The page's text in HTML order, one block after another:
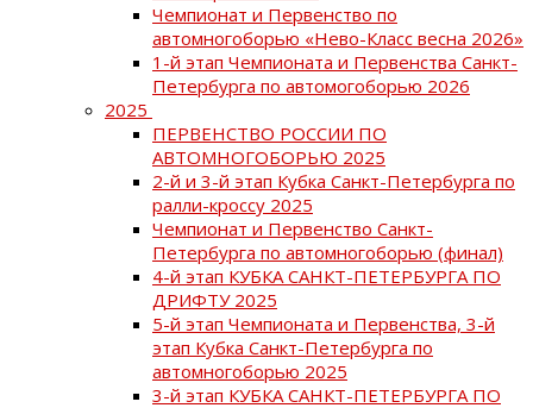
Чемпионат и Первенство по
автомногоборью «Нево-Класс весна 2026»
1-й этап Чемпионата и Первенства Санкт-
Петербурга по автомогоборью 2026
2025
ПЕРВЕНСТВО РОССИИ ПО
АВТОМНОГОБОРЬЮ 2025
2-й и 3-й этап Кубка Санкт-Петербурга по
ралли-кроссу 2025
Чемпионат и Первенство Санкт-
Петербурга по автомногоборью (финал)
4-й этап КУБКА САНКТ-ПЕТЕРБУРГА ПО
ДРИФТУ 2025
5-й этап Чемпионата и Первенства, 3-й
этап Кубка Санкт-Петербурга по
автомногоборью 2025
3-й этап КУБКА САНКТ-ПЕТЕРБУРГА ПО